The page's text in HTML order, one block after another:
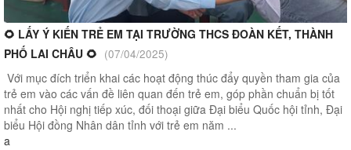
🌻 LẤY Ý KIẾN TRẺ EM TẠI TRƯỜNG THCS ĐOÀN KẾT, THÀNH
PHỐ LAI CHÂU 🌻 (07/04/2025)
Với mục đích triển khai các hoạt động thúc đẩy quyền tham gia của
trẻ em vào các vấn đề liên quan đến trẻ em, góp phần chuẩn bị tốt
nhất cho Hội nghị tiếp xúc, đối thoại giữa Đại biểu Quốc hội tỉnh, Đại
biểu Hội đồng Nhân dân tỉnh với trẻ em năm ...
a